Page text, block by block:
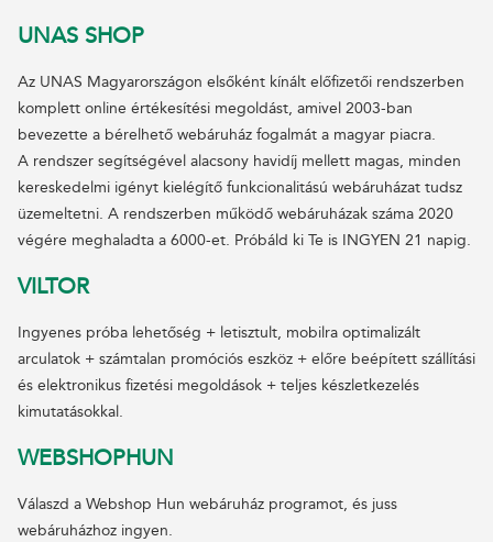
UNAS SHOP
Az UNAS Magyarországon elsőként kínált előfizetői rendszerben
komplett online értékesítési megoldást, amivel 2003-ban
bevezette a bérelhető webáruház fogalmát a magyar piacra.
A rendszer segítségével alacsony havidíj mellett magas, minden
kereskedelmi igényt kielégítő funkcionalitású webáruházat tudsz
üzemeltetni. A rendszerben működő webáruházak száma 2020
végére meghaladta a 6000-et. Próbáld ki Te is INGYEN 21 napig.
VILTOR
Ingyenes próba lehetőség + letisztult, mobilra optimalizált
arculatok + számtalan promóciós eszköz + előre beépített szállítási
és elektronikus fizetési megoldások + teljes készletkezelés
kimutatásokkal.
WEBSHOPHUN
Válaszd a Webshop Hun webáruház programot, és juss
webáruházhoz ingyen.